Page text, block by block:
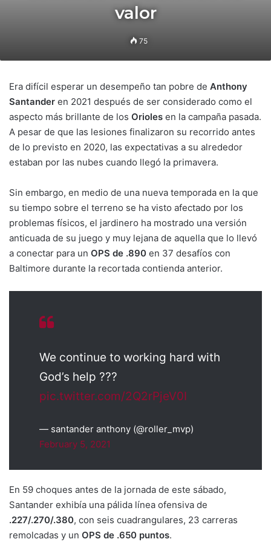
valor
75
Era difícil esperar un desempeño tan pobre de Anthony
Santander en 2021 después de ser considerado como el
aspecto más brillante de los Orioles en la campaña pasada.
A pesar de que las lesiones finalizaron su recorrido antes
de lo previsto en 2020, las expectativas a su alrededor
estaban por las nubes cuando llegó la primavera.
Sin embargo, en medio de una nueva temporada en la que
su tiempo sobre el terreno se ha visto afectado por los
problemas físicos, el jardinero ha mostrado una versión
anticuada de su juego y muy lejana de aquella que lo llevó
a conectar para un OPS de .890 en 37 desafíos con
Baltimore durante la recortada contienda anterior.
We continue to working hard with
God’s help ???
pic.twitter.com/2Q2rPjeV0I
— santander anthony (@roller_mvp)
February 5, 2021
En 59 choques antes de la jornada de este sábado,
Santander exhibía una pálida línea ofensiva de
.227/.270/.380, con seis cuadrangulares, 23 carreras
remolcadas y un OPS de .650 puntos.